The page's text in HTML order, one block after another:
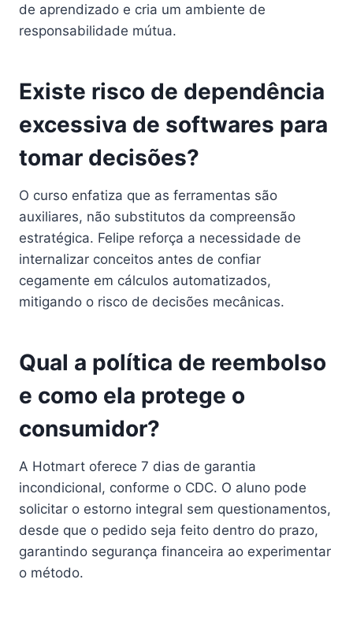
de aprendizado e cria um ambiente de
responsabilidade mútua.
Existe risco de dependência
excessiva de softwares para
tomar decisões?
O curso enfatiza que as ferramentas são
auxiliares, não substitutos da compreensão
estratégica. Felipe reforça a necessidade de
internalizar conceitos antes de confiar
cegamente em cálculos automatizados,
mitigando o risco de decisões mecânicas.
Qual a política de reembolso
e como ela protege o
consumidor?
A Hotmart oferece 7 dias de garantia
incondicional, conforme o CDC. O aluno pode
solicitar o estorno integral sem questionamentos,
desde que o pedido seja feito dentro do prazo,
garantindo segurança financeira ao experimentar
o método.